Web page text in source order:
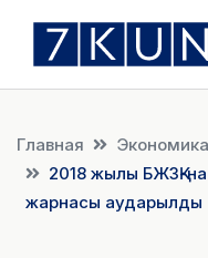
Главная
Экономика
2018 жылы БЖЗҚ-
жарнасы аударылды